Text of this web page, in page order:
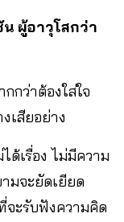
ผู้อาวุโสกว่า
กว่าต้องใส่ใจ
เสียอย่าง
ด้เรื่อง ไม่มีความ
มจะยัดเยียด
จะรับฟังความคิด